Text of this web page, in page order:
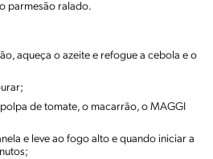
parmesão ralado.
aqueça o azeite e refogue a cebola e o
de tomate, o macarrão, o MAGGI
e leve ao fogo alto e quando iniciar a